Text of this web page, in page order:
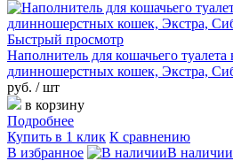
Быстрый просмотр
Наполнитель для кошачьего
длинношерстных кошек, Экстра,
руб. / шт
в корзину
Подробнее
Купить в 1 клик К сравнению
В избранное
В наличии